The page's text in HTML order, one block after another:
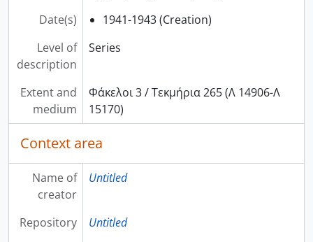
Date(s)
1941-1943 (Creation)
Level of
description
Series
Extent and
medium
Φάκελοι 3 / Τεκμήρια 265 (Λ 14906-Λ
15170)
Context area
Name of
creator
Untitled
Repository
Untitled